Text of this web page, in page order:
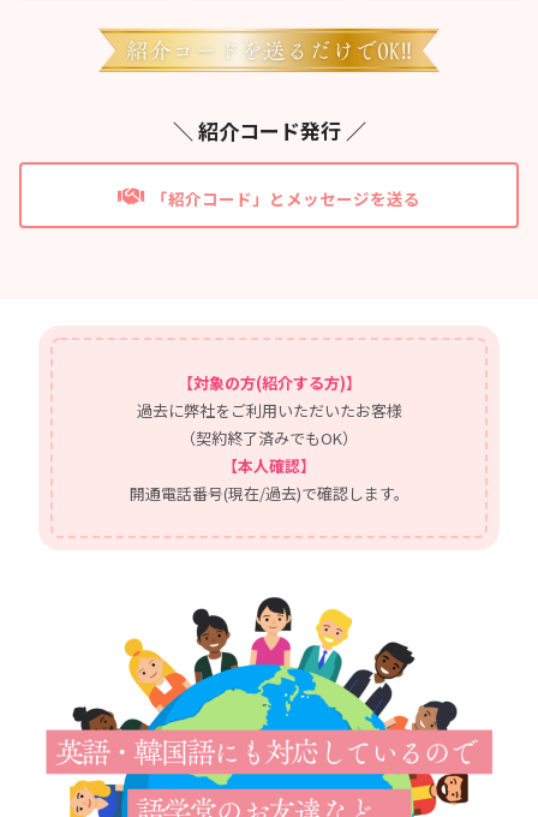
＼ 紹介コード発行 ／
「紹介コード」とメッセージを送る
【対象の方(紹介する方)】
過去に弊社をご利用いただいたお客様
（契約終了済みでもOK）
【本人確認】
開通電話番号(現在/過去)で確認します。